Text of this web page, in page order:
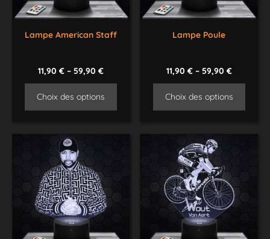
Lampe American Staff
11,90€ –59,90€
Choix des options
Lampe Poule
11,90 €– 59,90 €
Choix des options